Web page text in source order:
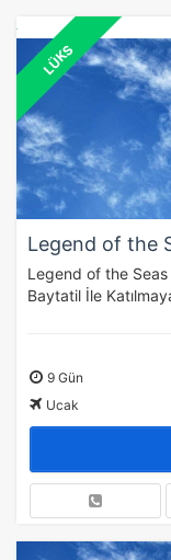
LÜKS
Legend of the
Legend of the Seas
Baytatil İle
9 Gün
Ucak